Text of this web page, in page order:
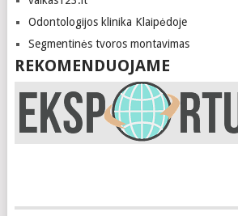
Odontologijos klinika Klaipėdoje
Segmentinės tvoros montavimas
REKOMENDUOJAME